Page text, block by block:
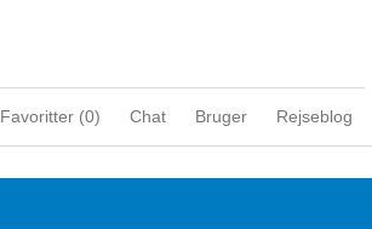
Favoritter (0) Chat Bruger Rejseblog